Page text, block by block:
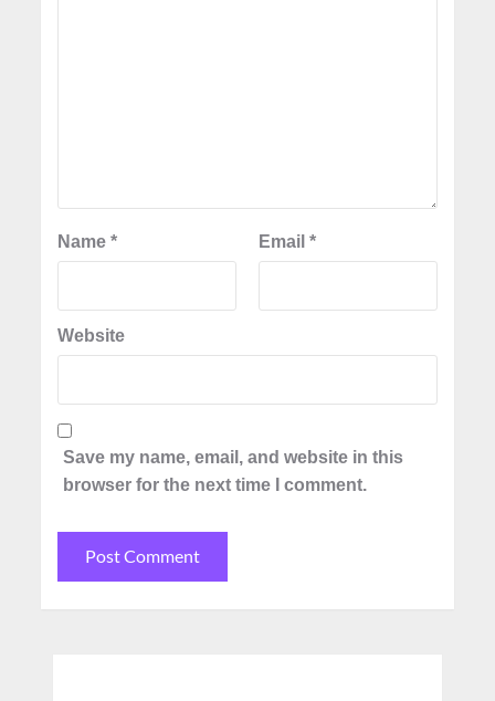
Name* Email *
Website
Save my name, email, and website in this
browser for the next time I comment.